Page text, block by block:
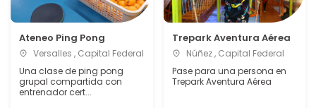
Ateneo Ping Pong
Versalles , Capital Federal
Una clase de ping pong
grupal compartida con
entrenador cert...
Trepark Aventura Aérea
Núñez , Capital Federal
Pase para una persona en
Trepark Aventura Aérea